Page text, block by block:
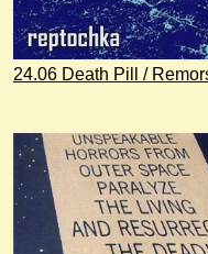
24.06 Death Pill /